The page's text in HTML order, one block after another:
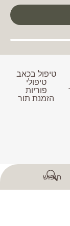
טיפול בכאב
טיפולי
פוריות
הזמנת תור
חיפוש